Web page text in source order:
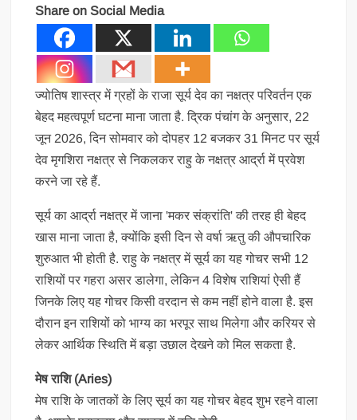
Share on Social Media
ज्योतिष शास्त्र में ग्रहों के राजा सूर्य देव का नक्षत्र परिवर्तन एक
बेहद महत्वपूर्ण घटना माना जाता है. द्रिक पंचांग के अनुसार, 22
जून 2026, दिन सोमवार को दोपहर 12 बजकर 31 मिनट पर सूर्य
देव मृगशिरा नक्षत्र से निकलकर राहु के नक्षत्र आर्द्रा में प्रवेश
करने जा रहे हैं.
सूर्य का आर्द्रा नक्षत्र में जाना 'मकर संक्रांति' की तरह ही बेहद
खास माना जाता है, क्योंकि इसी दिन से वर्षा ऋतु की औपचारिक
शुरुआत भी होती है. राहु के नक्षत्र में सूर्य का यह गोचर सभी 12
राशियों पर गहरा असर डालेगा, लेकिन 4 विशेष राशियां ऐसी हैं
जिनके लिए यह गोचर किसी वरदान से कम नहीं होने वाला है. इस
दौरान इन राशियों को भाग्य का भरपूर साथ मिलेगा और करियर से
लेकर आर्थिक स्थिति में बड़ा उछाल देखने को मिल सकता है.
मेष राशि (Aries)
मेष राशि के जातकों के लिए सूर्य का यह गोचर बेहद शुभ रहने वाला